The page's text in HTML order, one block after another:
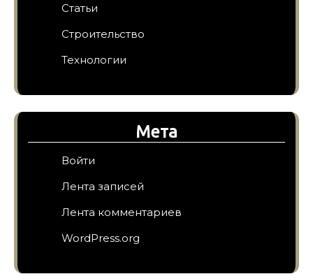
Статьи
Строительство
Технологии
Мета
Войти
Лента записей
Лента комментариев
WordPress.org